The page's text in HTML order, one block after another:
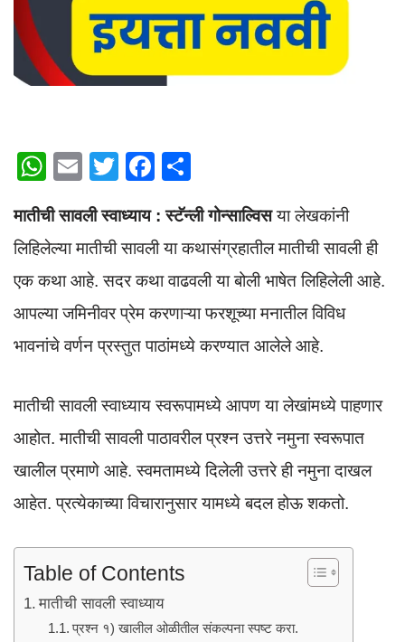
W
at
s
A
p
p
E
ail
T
tt
er
F
c
e
b
o
o
ar
e
मातीची सावली स्वाध्याय : स्टॅन्ली गोन्साल्विसया लेखकांनी
लिहिलेल्या मातीची सावली या कथासंग्रहातील मातीची सावली ही
एक कथा आहे. सदर कथा वाढवली या बोली भाषेत लिहिलेली आहे.
आपल्या जमिनीवर प्रेम करणाऱ्या फरशूच्या मनातील विविध
भावनांचे वर्णन प्रस्तुत पाठांमध्ये करण्यात आलेले आहे.
मातीची सावली स्वाध्याय स्वरूपामध्ये आपण या लेखांमध्ये पाहणार
आहोत. मातीची सावली पाठावरील प्रश्न उत्तरे नमुना स्वरूपात
खालील प्रमाणे आहे. स्वमतामध्ये दिलेली उत्तरे ही नमुना दाखल
आहेत. प्रत्येकाच्या विचारानुसार यामध्ये बदल होऊ शकतो.
Table of Contents
मातीची सावली स्वाध्याय
प्रश्न १) खालील ओळीतील संकल्पना स्पष्ट करा.